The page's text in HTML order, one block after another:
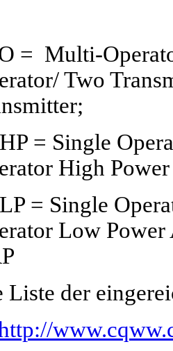
= Multi-
Two
= Single
High
= Single
Low Power
Liste der